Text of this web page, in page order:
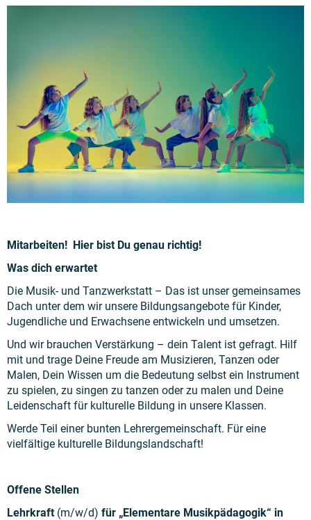
Mitarbeiten! Hier bist Du genau richtig!
Was dich erwartet
Die Musik- und Tanzwerkstatt – Das ist unser gemeinsames
Dach unter dem wir unsere Bildungsangebote für Kinder,
Jugendliche und Erwachsene entwickeln und umsetzen.
Und wir brauchen Verstärkung – dein Talent ist gefragt. Hilf
mit und trage Deine Freude am Musizieren, Tanzen oder
Malen, Dein Wissen um die Bedeutung selbst ein Instrument
zu spielen, zu singen zu tanzen oder zu malen und Deine
Leidenschaft für kulturelle Bildung in unsere Klassen.
Werde Teil einer bunten Lehrergemeinschaft. Für eine
vielfältige kulturelle Bildungslandschaft!
Offene Stellen
Lehrkraft (m/w/d) für „Elementare Musikpädagogik“ in